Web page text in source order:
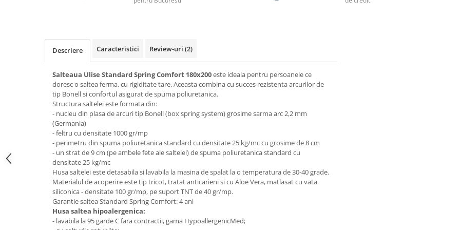
Top saltele MemoHR 6.5 cm
Saltele ieftine
Saltele cu plasa de arcuri
Saltele cu spuma
Mese bucatarie
Scaune pentru bucatarie
Mobila bucatarie
Seturi mese si scaune bucatarie
Suporturi si rafturi pantofi
Portmantouri
Seturi mobilier hol
Stender haine
Suport pentru umerase
Mobilier gradinita
Descriere Caracteristici Review-uri (2)
Salteaua Ulise Standard Spring Comfort 180x200este ideala pentru persoanele ce
doresc o saltea ferma, cu rigiditate tare. Aceasta combina cu succes rezistenta arcurilor de
tip Bonell si confortul asigurat de spuma poliuretanica.
Structura saltelei este formata din:
- nucleu din plasa de arcuri tip Bonell (box spring system) grosime sarma arc 2,2 mm
(Germania)
- feltru cu densitate 1000 gr/mp
- perimetru din spuma poliuretanica standard cu densitate 25 kg/mc cu grosime de 8 cm
- un strat de 9 cm (pe ambele fete ale saltelei) de spuma poliuretanica standard cu
densitate 25 kg/mc
Husa saltelei este detasabila si lavabila la masina de spalat la o temperatura de 30-40 grade.
Materialul de acoperire este tip tricot, tratat anticarieni si cu Aloe Vera, matlasat cu vata
siliconica - densitate 100 gr/mp, pe suport TNT de 40 gr/mp.
Garantie saltea Standard Spring Comfort: 4 ani
Husa saltea hipoalergenica:
- lavabila la 95 garde C fara contractii, gama HypoallergenicMed;